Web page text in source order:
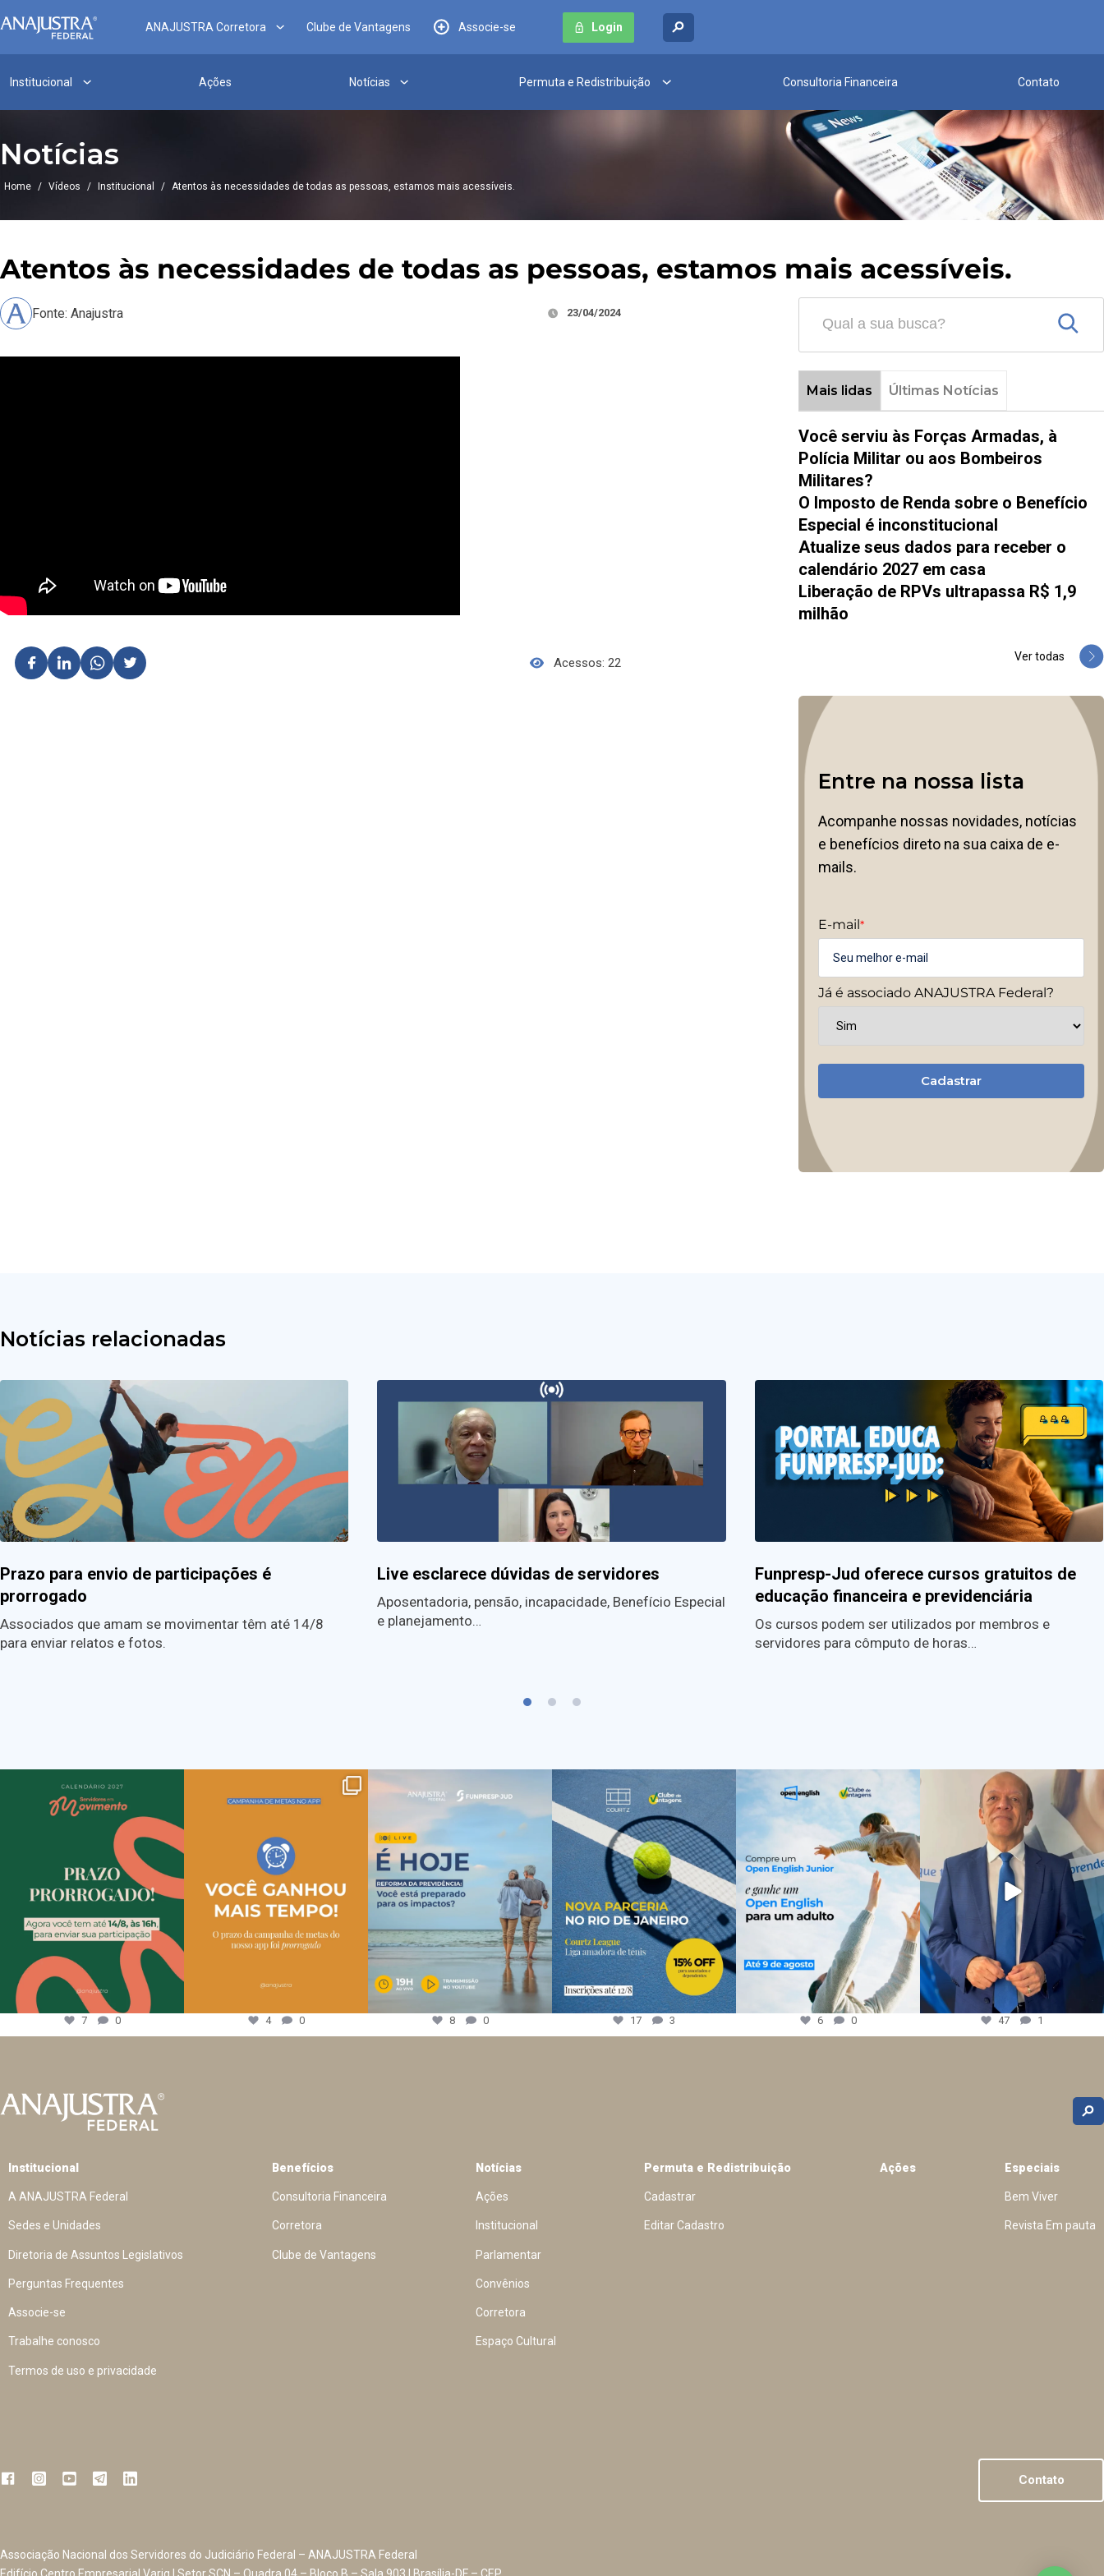
ANAJUSTRA Corretora Clube de Vantagens Associe-se Login
Institucional Ações Notícias Permuta e Redistribuição Consultoria Financeira Contato
Notícias
Home / Vídeos / Institucional / Atentos às necessidades de todas as pessoas, estamos mais acessíveis.
Atentos às necessidades de todas as pessoas, estamos mais acessíveis.
Fonte: Anajustra 23/04/2024
Acessos: 22
Mais lidas Últimas Notícias
Você serviu às Forças Armadas, à
Polícia Militar ou aos Bombeiros
Militares?
O Imposto de Renda sobre o Benefício
Especial é inconstitucional
Atualize seus dados para receber o
calendário 2027 em casa
Liberação de RPVs ultrapassa R$ 1,9
milhão
Ver todas
Entre na nossa lista
Acompanhe nossas novidades, notícias
e benefícios direto na sua caixa de e-
mails.
E-mail *
Já é associado ANAJUSTRA Federal?
Cadastrar
Notícias relacionadas
Prazo para envio de participações é
prorrogado
Associados que amam se movimentar têm até 14/8
para enviar relatos e fotos.
Live esclarece dúvidas de servidores
Aposentadoria, pensão, incapacidade, Benefício Especial
e planejamento…
Funpresp-Jud oferece cursos gratuitos de
educação financeira e previdenciária
Os cursos podem ser utilizados por membros e
servidores para cômputo de horas…
7 0 4 0 8 0 17 3 6 0 47 1
Institucional
A ANAJUSTRA Federal
Sedes e Unidades
Diretoria de Assuntos Legislativos
Perguntas Frequentes
Associe-se
Trabalhe conosco
Termos de uso e privacidade
Benefícios
Consultoria Financeira
Corretora
Clube de Vantagens
Notícias
Ações
Institucional
Parlamentar
Convênios
Corretora
Espaço Cultural
Permuta e Redistribuição
Cadastrar
Editar Cadastro
Ações Especiais
Bem Viver
Revista Em pauta
Contato
Associação Nacional dos Servidores do Judiciário Federal – ANAJUSTRA Federal